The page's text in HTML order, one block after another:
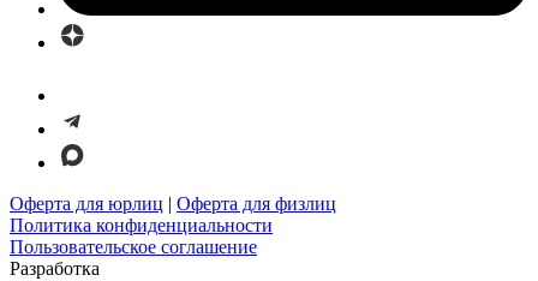
Оферта для юрлиц
Оферта для физлиц
Политика конфиденциальности
Пользовательское соглашение
Разработка